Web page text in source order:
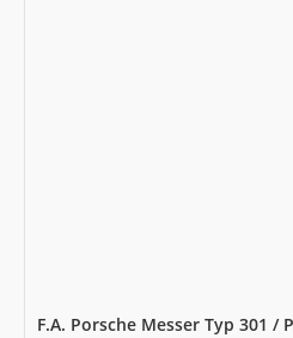
F.A. Porsche Messer Typ 301 /